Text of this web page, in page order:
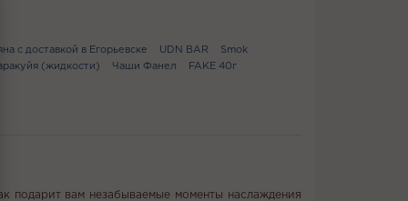
с доставкой в Егорьевске UDN BAR
Smok
(жидкости) Чаши Фанел
FAKE 40г
подарит вам незабываемые моменты наслаждения